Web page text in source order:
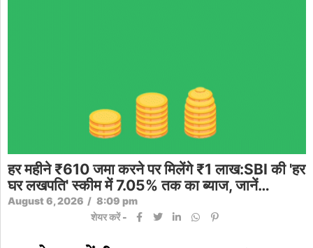
हर महीने ₹610 जमा करने पर मिलेंगे ₹1 लाख:SBI की 'हर
घर लखपति' स्कीम में 7.05% तक का ब्याज, जानें…
August 6, 2026 / 8:09 pm
शेयर करें -